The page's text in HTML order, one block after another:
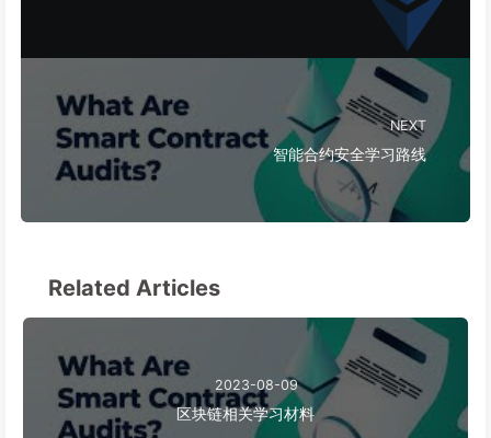
NEXT
智能合约安全学习路线
Related Articles
2023-08-09
区块链相关学习材料